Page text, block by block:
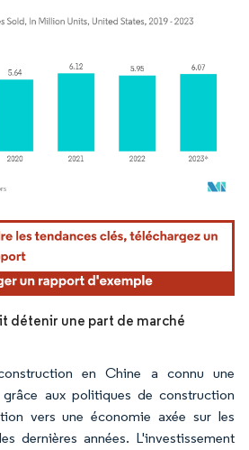
réutilisation nécessite une attribution sous CC BY
détenir une part de marché
en Chine a connu une
aux politiques de construction
vers une économie axée sur les
dernières années. L'investissement